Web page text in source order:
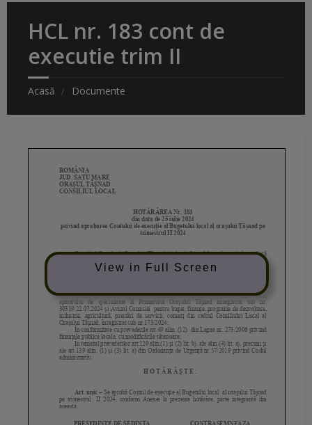
HCL nr. 183 cont de
executie trim II
Acasă Documente
View in Full Screen